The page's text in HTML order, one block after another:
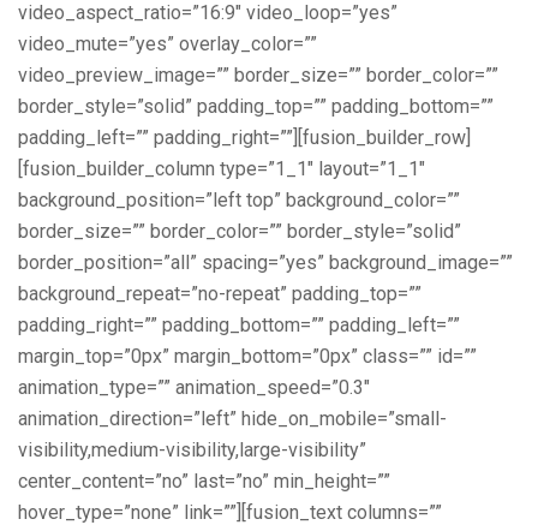
video_aspect_ratio=”16:9″ video_loop=”yes”
video_mute=”yes” overlay_color=””
video_preview_image=”” border_size=”” border_color=””
border_style=”solid” padding_top=”” padding_bottom=””
padding_left=”” padding_right=””][fusion_builder_row]
[fusion_builder_column type=”1_1″ layout=”1_1″
background_position=”left top” background_color=””
border_size=”” border_color=”” border_style=”solid”
border_position=”all” spacing=”yes” background_image=””
background_repeat=”no-repeat” padding_top=””
padding_right=”” padding_bottom=”” padding_left=””
margin_top=”0px” margin_bottom=”0px” class=”” id=””
animation_type=”” animation_speed=”0.3″
animation_direction=”left” hide_on_mobile=”small-
visibility,medium-visibility,large-visibility”
center_content=”no” last=”no” min_height=””
hover_type=”none” link=””][fusion_text columns=””